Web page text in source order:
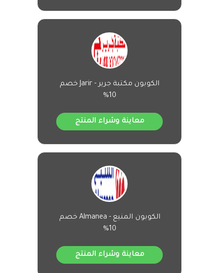
الكوبون مكتبة جرير - Jarir خصم
10%
معاينة وشراء المنتج
الكوبون المنيع - Almanea خصم
10%
معاينة وشراء المنتج